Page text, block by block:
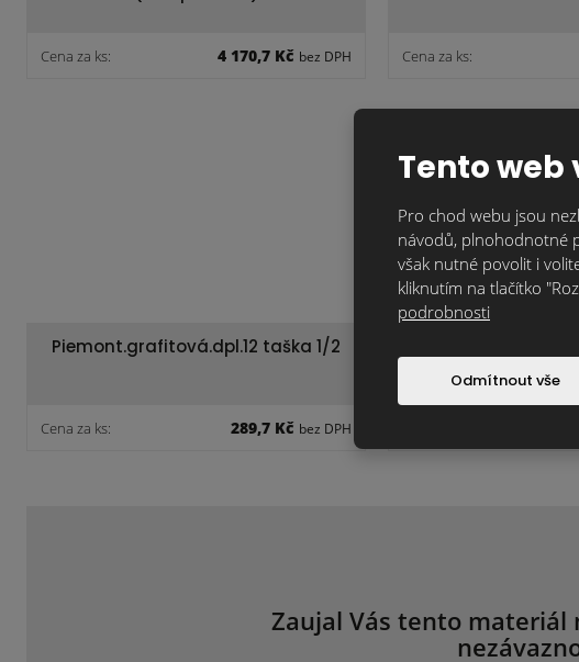
Cena za ks: 4 170,7 Kč bez DPH Cena za ks:
Piemont.grafitová.dpl.12 taška 1/2
Cena za ks: 289,7 Kč bez DPH
hřebenáč
Zaujal Vás tento
Tento web
Pro chod webu jsou
návodů, plnohodnotné
však nutné povolit i
kliknutím na tlačítko
podrobnosti
Odmítnout vše